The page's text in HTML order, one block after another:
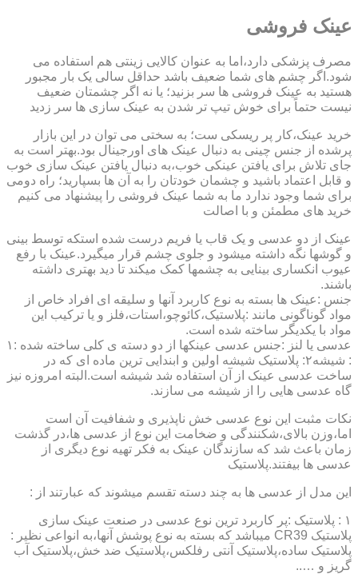
عینک فروشی
مصرف پزشکی دارد،اما به عنوان کالایی زینتی هم استفاده می
شود.اگر چشم های شما ضعیف باشد حداقل سالی یک بار مجبور
هستید به عینک فروشی ها سر بزنید؛ یا نه اگر چشمتان ضعیف
نیست حتماً برای خوش تیپ تر شدن به عینک سازی ها سر زدید
خرید عینک،کار پر ریسکی ست؛ به سختی می توان در این بازار
پرشده از جنس چینی به دنبال عینک های اورجینال بود.بهتر است به
جای تلاش برای یافتن عینکی خوب،به دنبال یافتن عینک سازی خوب
و قابل اعتماد باشید و چشمان خودتان را به آن ها بسپارید؛ راه دومی
برای شما وجود ندارد ما به شما عینک فروشی را پیشنهاد می کنیم
خرید های مطمئن و با اصالت
عینک از دو عدسی و یک قاب یا فریم درست شده استکه توسط بینی
و گوشها نگه داشته میشود و جلوی چشم قرار میگیرد.عینک با رفع
عیوب انکساری بینایی به چشمها کمک میکند تا دید بهتری داشته
باشند.
جنس :عینک ها بسته به نوع کاربرد آنها و سلیقه ای افراد خاص از
مواد گوناگونی مانند :پلاستیک،کائوچو،استات،فلز و یا ترکیب این
مواد با یکدیگر ساخته شده است.
عدسی یا لنز :جنس عدسی عینکها از دو دسته ی کلی ساخته شده :۱
: شیشه۲: پلاستیک شیشه اولین و ابندایی ترین ماده ای که در
ساخت عدسی عینک از آن استفاده شد شیشه است.البته امروزه نیز
گاه عدسی هایی را از شیشه می سازند.
نکات مثبت این نوع عدسی خش ناپذیری و شفافیت آن است
اما،وزن بالای،شکنندگی و ضخامت این نوع از عدسی ها،در گذشت
زمان باعث شد که سازندگان عینک به فکر تهیه نوع دیگری از
عدسی ها بیفتند.پلاستیک
این مدل از عدسی ها به چند دسته تقسم میشوند که عبارتند از :
۱ : پلاستیک :پر کاربرد ترین نوع عدسی در صنعت عینک سازی
پلاستیک CR39 میباشد که بسته به نوع پوشش آنها،به انواعی نظیر :
پلاستیک ساده،پلاستیک آنتی رفلکس،پلاستیک ضد خش،پلاستیک آب
گریز و …..